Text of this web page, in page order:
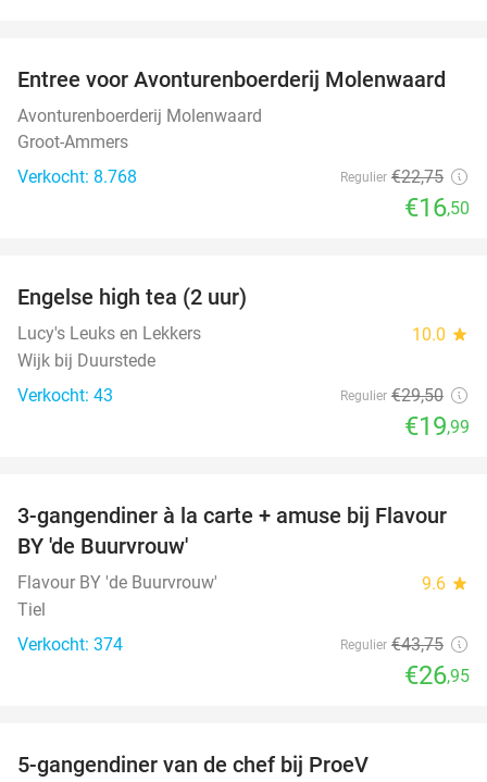
27%
Entree voor Avonturenboerderij Molenwaard
Avonturenboerderij Molenwaard
Groot-Ammers
Verkocht: 8.768
Regulier €22,75
€16,50
Engelse high tea (2 uur)
Lucy's Leuks en Lekkers 10.0 star
Wijk bij Duurstede
Verkocht: 43
Regulier €29,50
€19,99
38%
3-gangendiner à la carte + amuse bij Flavour
BY 'de Buurvrouw'
Flavour BY 'de Buurvrouw' 9.6 star
Tiel
Verkocht: 374
Regulier €43,75
€26,95
5-gangendiner van de chef bij ProeV